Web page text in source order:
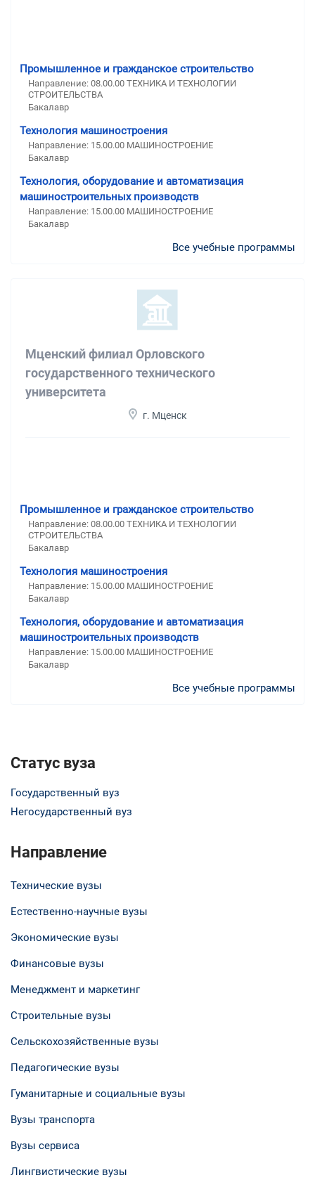
Промышленное и гражданское строительство
Направление: 08.00.00 ТЕХНИКА И ТЕХНОЛОГИИ
СТРОИТЕЛЬСТВА
Бакалавр
Технология машиностроения
Направление: 15.00.00 МАШИНОСТРОЕНИЕ
Бакалавр
Технология, оборудование и автоматизация
машиностроительных производств
Направление: 15.00.00 МАШИНОСТРОЕНИЕ
Бакалавр
Все учебные программы
Мценский филиал Орловского
государственного технического
университета
г. Мценск
Промышленное и гражданское строительство
Направление: 08.00.00 ТЕХНИКА И ТЕХНОЛОГИИ
СТРОИТЕЛЬСТВА
Бакалавр
Технология машиностроения
Направление: 15.00.00 МАШИНОСТРОЕНИЕ
Бакалавр
Технология, оборудование и автоматизация
машиностроительных производств
Направление: 15.00.00 МАШИНОСТРОЕНИЕ
Бакалавр
Все учебные программы
Статус вуза
Государственный вуз
Негосударственный вуз
Направление
Технические вузы
Естественно-научные вузы
Экономические вузы
Финансовые вузы
Менеджмент и маркетинг
Строительные вузы
Сельскохозяйственные вузы
Педагогические вузы
Гуманитарные и социальные вузы
Вузы транспорта
Вузы сервиса
Лингвистические вузы